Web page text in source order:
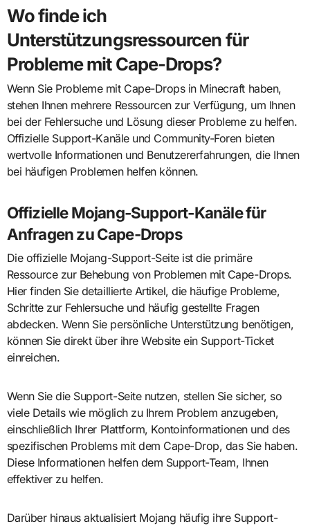
Wo finde ich
Unterstützungsressourcen für
Probleme mit Cape-Drops?
Wenn Sie Probleme mit Cape-Drops in Minecraft haben,
stehen Ihnen mehrere Ressourcen zur Verfügung, um Ihnen
bei der Fehlersuche und Lösung dieser Probleme zu helfen.
Offizielle Support-Kanäle und Community-Foren bieten
wertvolle Informationen und Benutzererfahrungen, die Ihnen
bei häufigen Problemen helfen können.
Offizielle Mojang-Support-Kanäle für
Anfragen zu Cape-Drops
Die offizielle Mojang-Support-Seite ist die primäre
Ressource zur Behebung von Problemen mit Cape-Drops.
Hier finden Sie detaillierte Artikel, die häufige Probleme,
Schritte zur Fehlersuche und häufig gestellte Fragen
abdecken. Wenn Sie persönliche Unterstützung benötigen,
können Sie direkt über ihre Website ein Support-Ticket
einreichen.
Wenn Sie die Support-Seite nutzen, stellen Sie sicher, so
viele Details wie möglich zu Ihrem Problem anzugeben,
einschließlich Ihrer Plattform, Kontoinformationen und des
spezifischen Problems mit dem Cape-Drop, das Sie haben.
Diese Informationen helfen dem Support-Team, Ihnen
effektiver zu helfen.
Darüber hinaus aktualisiert Mojang häufig ihre Support-